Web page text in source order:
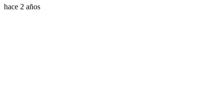
hace 2 años